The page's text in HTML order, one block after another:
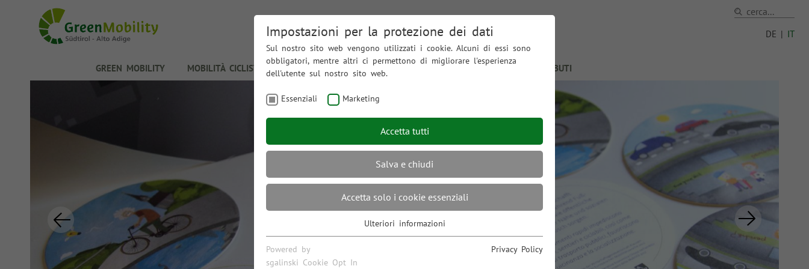
DE | IT
GREEN MOBILITY MOBILITÀ CICLISTICA MOBILITY MANAGEMENT MOBILITÀ ELETTRICA CONTRIBUTI
Impostazioni per la protezione dei dati
Sul nostro sito web vengono utilizzati i cookie. Alcuni di essi sono
obbligatori, mentre altri ci permettono di migliorare l'esperienza
dell'utente sul nostro sito web.
Essenziali Marketing
Accetta tutti
Salva e chiudi
Accetta solo i cookie essenziali
web e garantiscono il suo corretto funzionamento.
Ulteriori informazioni
Powered by
sgalinski Cookie Opt In
Privacy Policy